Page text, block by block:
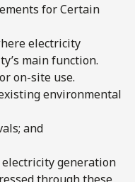
for Certain
electricity
main function.
on-site use.
environmental
and
generation